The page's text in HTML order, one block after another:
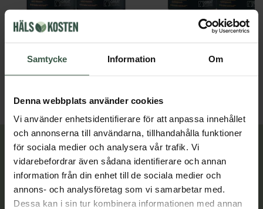
Samtycke Information Om
Denna webbplats använder cookies
Vi använder enhetsidentifierare för att anpassa innehållet
och annonserna till användarna, tillhandahålla funktioner
för sociala medier och analysera vår trafik. Vi
vidarebefordrar även sådana identifierare och annan
information från din enhet till de sociala medier och
annons- och analysföretag som vi samarbetar med.
Dessa kan i sin tur kombinera informationen med annan
398 kr 498 kr 598 kr
Lär dig mer